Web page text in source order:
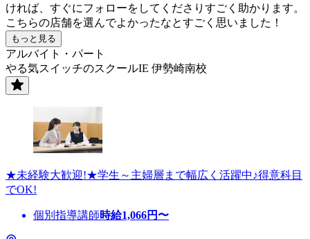
ければ、すぐにフォローをしてくださりすごく助かります。
こちらの店舗を選んでよかったなとすごく思いました！
もっと見る
アルバイト・パート
やる気スイッチのスクールIE 伊勢崎南校
★未経験大歓迎!★学生～主婦層まで幅広く活躍中♪得意科目
でOK!
個別指導講師時給1,066円〜